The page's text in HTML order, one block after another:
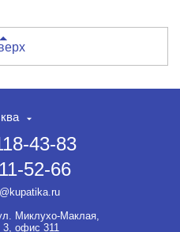
43-83
52-66
Миклухо-Маклая,
офис 311